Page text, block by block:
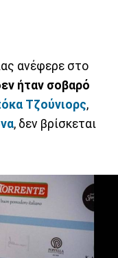
ανέφερε στο
ήταν σοβαρό
Τζούνιορς,
, δεν βρίσκεται